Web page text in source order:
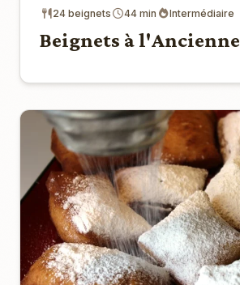
24 beignets 44 min Intermédiaire
Beignets à l'Ancienne